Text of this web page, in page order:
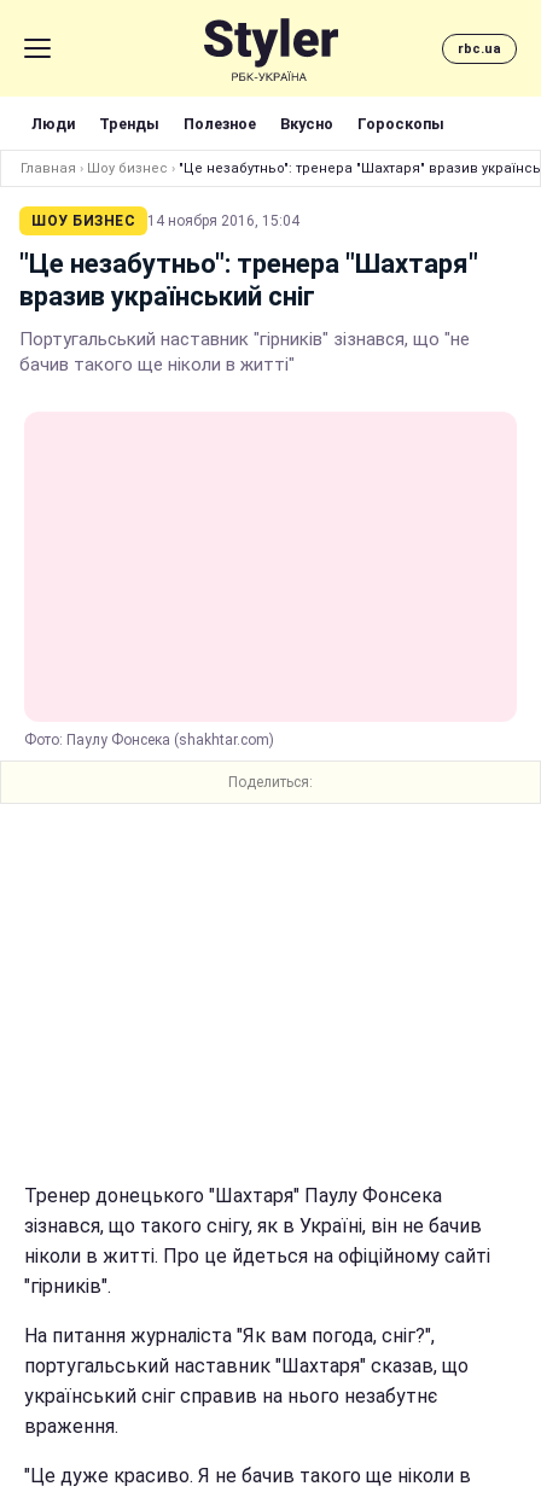
rbc.ua
Люди Тренды Полезное Вкусно Гороскопы
Главная › Шоу бизнес › "Це незабутньо": тренера "Шахтаря" вразив
ШОУ БИЗНЕС 14 ноября 2016, 15:04
"Це незабутньо": тренера "Шахтаря"
вразив український сніг
Португальський наставник "гірників" зізнався, що "не
бачив такого ще ніколи в житті"
Фото: Паулу Фонсека (shakhtar.com)
Поделиться:
Тренер донецького "Шахтаря" Паулу Фонсека
зізнався, що такого снігу, як в Україні, він не бачив
ніколи в житті. Про це йдеться на офіційному сайті
"гірників".
На питання журналіста "Як вам погода, сніг?",
португальський наставник "Шахтаря" сказав, що
український сніг справив на нього незабутнє
враження.
"Це дуже красиво. Я не бачив такого ще ніколи в